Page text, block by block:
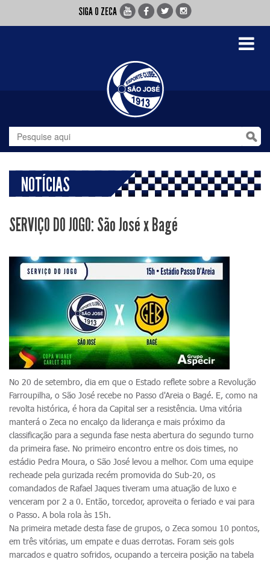
SIGA O ZECA
Toggle
NOTÍCIAS
SERVIÇO DO JOGO: São José x Bagé
No 20 de setembro, dia em que o Estado reflete sobre a Revolução
Farroupilha, o São José recebe no Passo d'Areia o Bagé. E, como na
revolta histórica, é hora da Capital ser a resistência. Uma vitória
manterá o Zeca no encalço da liderança e mais próximo da
classificação para a segunda fase nesta abertura do segundo turno
da primeira fase. No primeiro encontro entre os dois times, no
estádio Pedra Moura, o São José levou a melhor. Com uma equipe
recheade pela gurizada recém promovida do Sub-20, os
comandados de Rafael Jaques tiveram uma atuação de luxo e
venceram por 2 a 0. Então, torcedor, aproveita o feriado e vai para
o Passo. A bola rola às 15h.
Na primeira metade desta fase de grupos, o Zeca somou 10 pontos,
em três vitórias, um empate e duas derrotas. Foram seis gols
marcados e quatro sofridos, ocupando a terceira posição na tabela